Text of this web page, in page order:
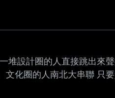
堆設計圈的人直接跳出來
化圈的人南北大串聯 只
計界 是不是已經接近山